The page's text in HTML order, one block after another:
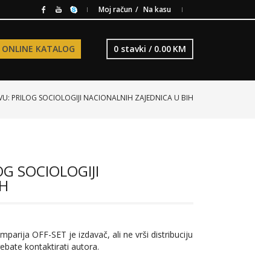
Moj račun Na kasu
ONLINE KATALOG 0 stavki / 0.00 KM
PRILOG SOCIOLOGIJI NACIONALNIH ZAJEDNICA U BIH
SOCIOLOGIJI
OFF-SET je izdavač, ali ne vrši distribuciju
kontaktirati autora.